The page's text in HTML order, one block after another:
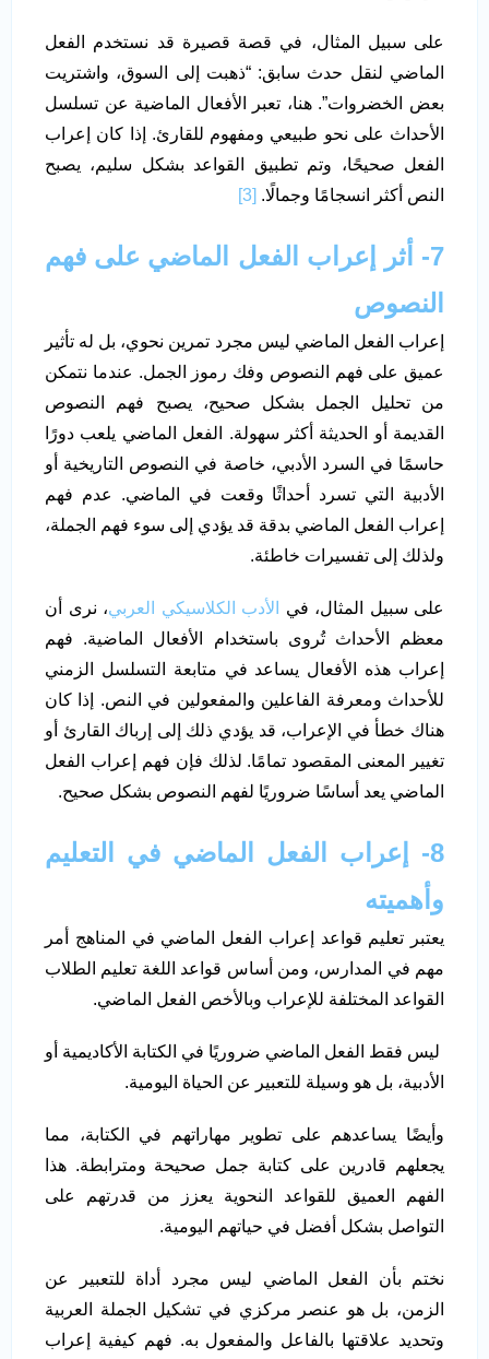
على سبيل المثال، في قصة قصيرة قد نستخدم الفعل
الماضي لنقل حدث سابق: “ذهبت إلى السوق، واشتريت
بعض الخضروات”. هنا، تعبر الأفعال الماضية عن تسلسل
الأحداث على نحو طبيعي ومفهوم للقارئ. إذا كان إعراب
الفعل صحيحًا، وتم تطبيق القواعد بشكل سليم، يصبح
النص أكثر انسجامًا وجمالًا. [3]
7- أثر إعراب الفعل الماضي على فهم
النصوص
إعراب الفعل الماضي ليس مجرد تمرين نحوي، بل له تأثير
عميق على فهم النصوص وفك رموز الجمل. عندما نتمكن
من تحليل الجمل بشكل صحيح، يصبح فهم النصوص
القديمة أو الحديثة أكثر سهولة. الفعل الماضي يلعب دورًا
حاسمًا في السرد الأدبي، خاصة في النصوص التاريخية أو
الأدبية التي تسرد أحداثًا وقعت في الماضي. عدم فهم
إعراب الفعل الماضي بدقة قد يؤدي إلى سوء فهم الجملة،
ولذلك إلى تفسيرات خاطئة.
على سبيل المثال، في الأدب الكلاسيكي العربي، نرى أن
معظم الأحداث تُروى باستخدام الأفعال الماضية. فهم
إعراب هذه الأفعال يساعد في متابعة التسلسل الزمني
للأحداث ومعرفة الفاعلين والمفعولين في النص. إذا كان
هناك خطأ في الإعراب، قد يؤدي ذلك إلى إرباك القارئ أو
تغيير المعنى المقصود تمامًا. لذلك فإن فهم إعراب الفعل
الماضي يعد أساسًا ضروريًا لفهم النصوص بشكل صحيح.
8- إعراب الفعل الماضي في التعليم
وأهميته
يعتبر تعليم قواعد إعراب الفعل الماضي في المناهج أمر
مهم في المدارس، ومن أساس قواعد اللغة تعليم الطلاب
القواعد المختلفة للإعراب وبالأخص الفعل الماضي.
ليس فقط الفعل الماضي ضروريًا في الكتابة الأكاديمية أو
الأدبية، بل هو وسيلة للتعبير عن الحياة اليومية.
وأيضًا يساعدهم على تطوير مهاراتهم في الكتابة، مما
يجعلهم قادرين على كتابة جمل صحيحة ومترابطة. هذا
الفهم العميق للقواعد النحوية يعزز من قدرتهم على
التواصل بشكل أفضل في حياتهم اليومية.
نختم بأن الفعل الماضي ليس مجرد أداة للتعبير عن
الزمن، بل هو عنصر مركزي في تشكيل الجملة العربية
وتحديد علاقتها بالفاعل والمفعول به. فهم كيفية إعراب